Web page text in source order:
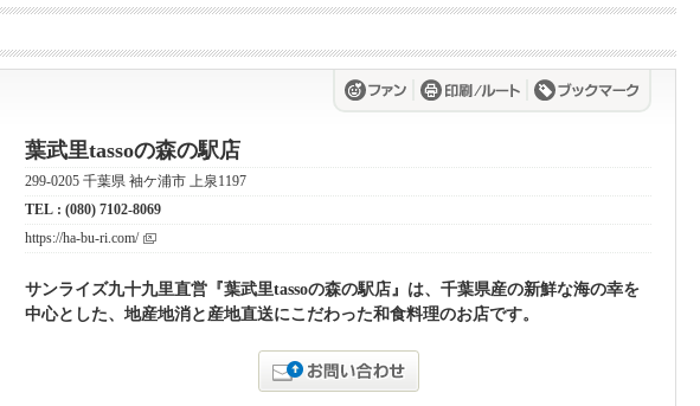
葉武里tassoの森の駅店
299-0205 千葉県 袖ケ浦市 上泉1197
TEL : (080) 7102-8069
https://ha-bu-ri.com/
サンライズ九十九里直営『葉武里tassoの森の駅店』は、千葉県産の新鮮な海の幸を
中心とした、地産地消と産地直送にこだわった和食料理のお店です。